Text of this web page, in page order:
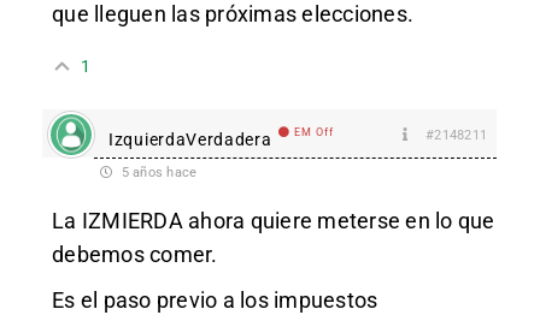
que lleguen las próximas elecciones.
1
IzquierdaVerdadera EM Off #2148211
5 años hace
La IZMIERDA ahora quiere meterse en lo que
debemos comer.
Es el paso previo a los impuestos